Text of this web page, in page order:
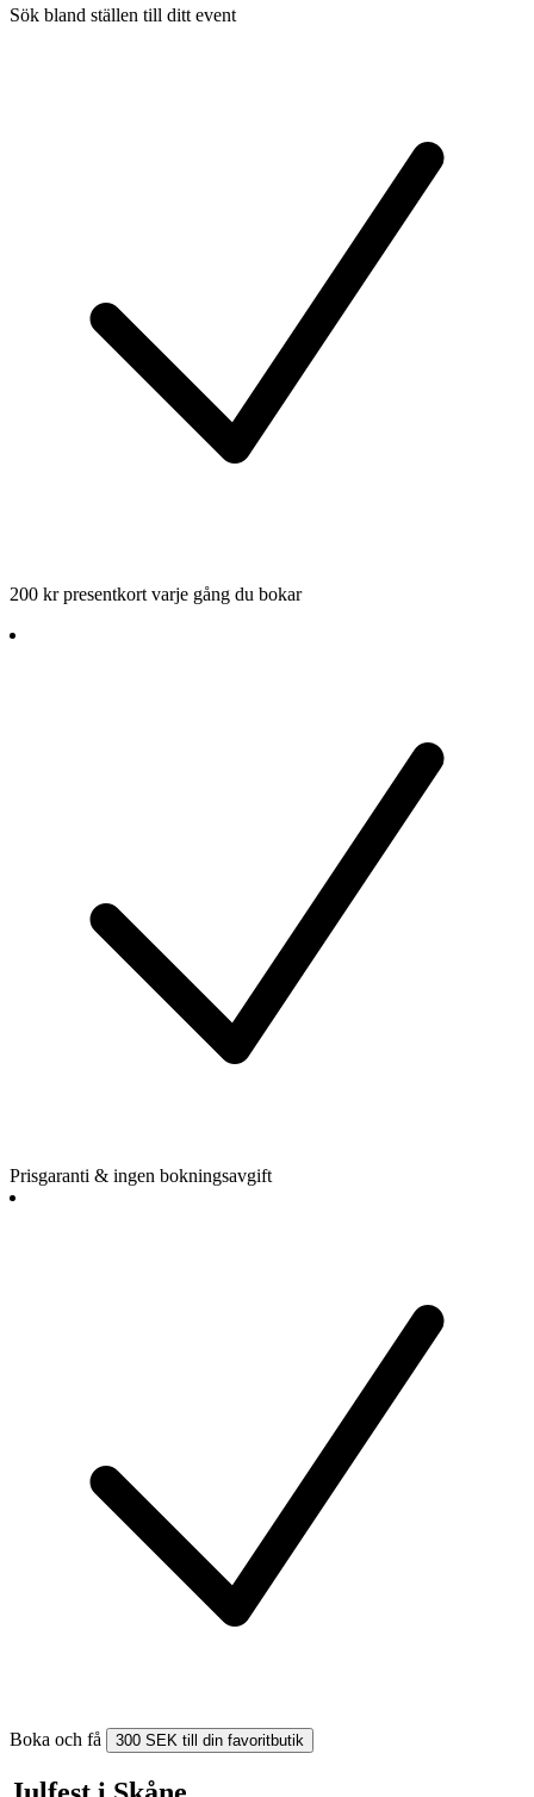
Sök bland ställen till ditt event
200 kr presentkort varje gång du bokar
Prisgaranti & ingen bokningsavgift
Boka och få 300 SEK till din favoritbutik